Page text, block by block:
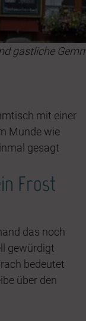
gastliche
mit einer
Munde wie
gesagt
Frost
das noch
gewürdigt
bedeutet
über den